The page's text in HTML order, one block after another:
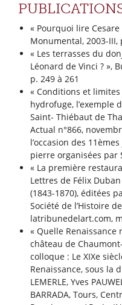
« Pourquoi lire
Monumental, 2003-III,
« Les terrasses du
Léonard de Vinci ? »,
p. 249 à 261
« Conditions et
hydrofuge, l’exemple
Saint- Thiébaut de
Actual n°866,
l’occasion des
pierre organisées par
« La première
Lettres de Félix
(1843-1870), éditées
Société de l’Histoire
latribunedelart.com,
« Quelle Renaissance
château de
colloque : Le XIXe
Renaissance, sous la
LEMERLE, Yves
BARRADA, Tours,